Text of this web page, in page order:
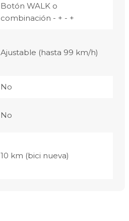
Botón WALK o
combinación - + - +
Ajustable (hasta 99 km/h)
No
No
10 km (bici nueva)